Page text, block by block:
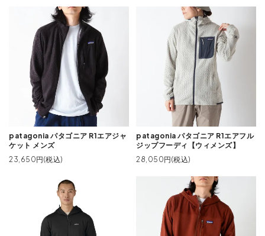
patagonia パタゴニア R1エアジャ
ケット メンズ
23,650円(税込)
patagonia パタゴニア R1エアフル
ジップフーディ【ウィメンズ】
28,050円(税込)